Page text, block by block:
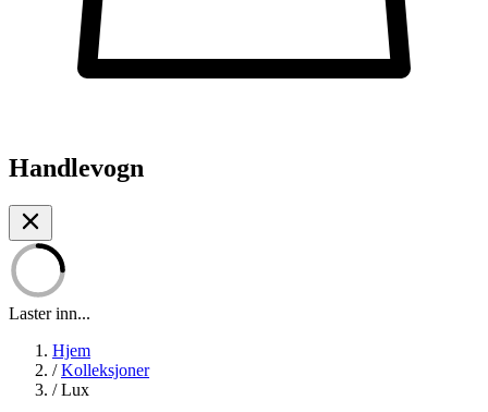
Handlevogn
Laster inn...
Hjem
/ Kolleksjoner
/ Lux